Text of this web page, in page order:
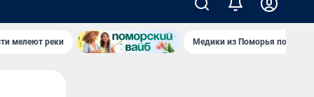
мелеют реки Медики из Поморья поехали